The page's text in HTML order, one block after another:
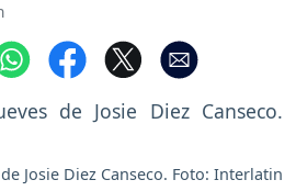
Josie Diez Canseco. Foto: Interlatin